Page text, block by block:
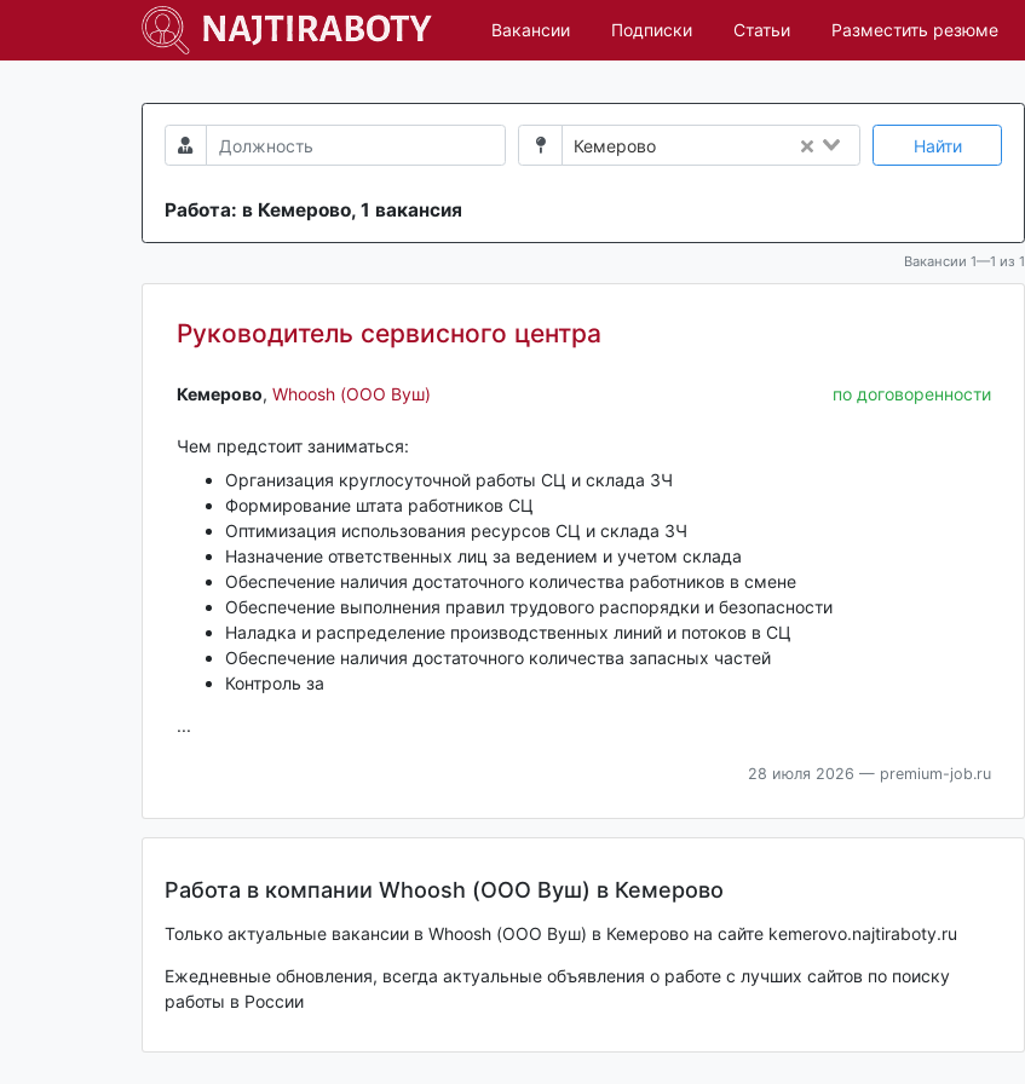
Вакансии Подписки Статьи Разместить резюме
Кемерово Найти
Работа: в Кемерово, 1 вакансия
Вакансии 1—1 из 1
Руководитель сервисного центра
Кемерово‎, Whoosh (ООО Вуш) по договоренности
Чем предстоит заниматься:
Организация круглосуточной работы СЦ и склада ЗЧ
Формирование штата работников СЦ
Оптимизация использования ресурсов СЦ и склада ЗЧ
Назначение ответственных лиц за ведением и учетом склада
Обеспечение наличия достаточного количества работников в смене
Обеспечение выполнения правил трудового распорядки и безопасности
Наладка и распределение производственных линий и потоков в СЦ
Обеспечение наличия достаточного количества запасных частей
Контроль за
...
28 июля 2026 — premium-job.ru
Работа в компании Whoosh (ООО Вуш) в Кемерово
Только актуальные вакансии в Whoosh (ООО Вуш) в Кемерово на сайте kemerovo.najtiraboty.ru
Ежедневные обновления, всегда актуальные объявления о работе с лучших сайтов по поиску
работы в России